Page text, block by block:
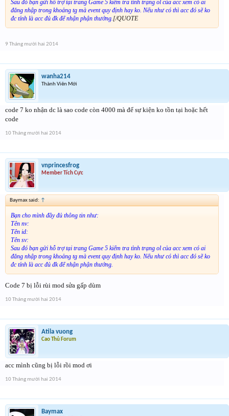
Sau đó bạn gửi hỗ trợ tại trang Game 5 kiểm tra tình trạng ol của acc xem có ai
đăng nhập trong khoảng tg mà event quy định hay ko. Nếu như có thì acc đó sẽ ko
đc tính là acc đủ đk để nhận phận thưởng. [/QUOTE
9 Tháng mười hai 2014
wanha214
Thành Viên Mới
code 7 ko nhận dc là sao code còn 4000 mà để sự kiện ko tồn tại hoặc hết
code
10 Tháng mười hai 2014
vnprincesfrog
Member Tích Cực
Baymax said: ↑
Bạn cho mình đầy đủ thông tin như:
Tên nv:
Tên id:
Tên sv:
Sau đó bạn gửi hỗ trợ tại trang Game 5 kiểm tra tình trạng ol của acc xem có ai
đăng nhập trong khoảng tg mà event quy định hay ko. Nếu như có thì acc đó sẽ ko
đc tính là acc đủ đk để nhận phận thưởng.
Code 7 bị lỗi rùi mod sửa gấp dùm
10 Tháng mười hai 2014
Atila vuong
Cao Thủ Forum
acc mình cũng bị lỗi rồi mod ơi
10 Tháng mười hai 2014
Baymax